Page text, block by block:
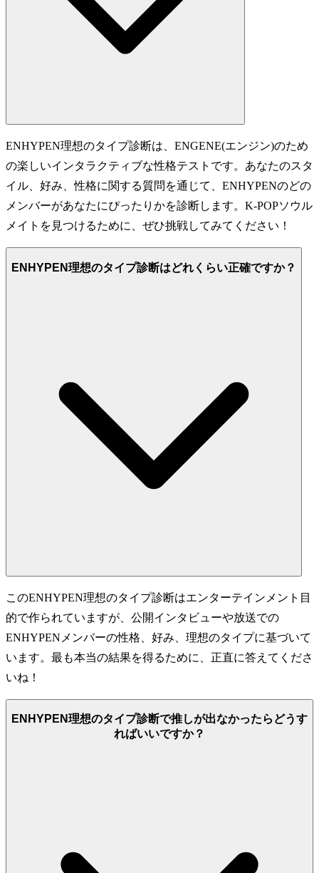
ENHYPEN理想のタイプ診断は、ENGENE(エンジン)のため
の楽しいインタラクティブな性格テストです。あなたのスタ
イル、好み、性格に関する質問を通じて、ENHYPENのどの
メンバーがあなたにぴったりかを診断します。K-POPソウル
メイトを見つけるために、ぜひ挑戦してみてください！
ENHYPEN理想のタイプ診断はどれくらい正確ですか？
このENHYPEN理想のタイプ診断はエンターテインメント目
的で作られていますが、公開インタビューや放送での
ENHYPENメンバーの性格、好み、理想のタイプに基づいて
います。最も本当の結果を得るために、正直に答えてくださ
いね！
ENHYPEN理想のタイプ診断で推しが出なかったらどうす
ればいいですか？